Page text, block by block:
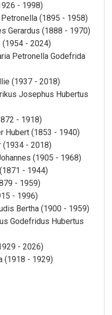
- 1998)
Petronella (1895 - 1958)
Gerardus (1888 - 1970)
(1954 - 2024)
Petronella Godefrida
(1937 - 2018)
Josephus Hubertus
- 1918)
Hubert (1853 - 1940)
(1934 - 2018)
(1905 - 1968)
- 1944)
- 1959)
- 1996)
Bertha (1900 - 1959)
Godefridus Hubertus
- 2026)
(1918 - 1929)